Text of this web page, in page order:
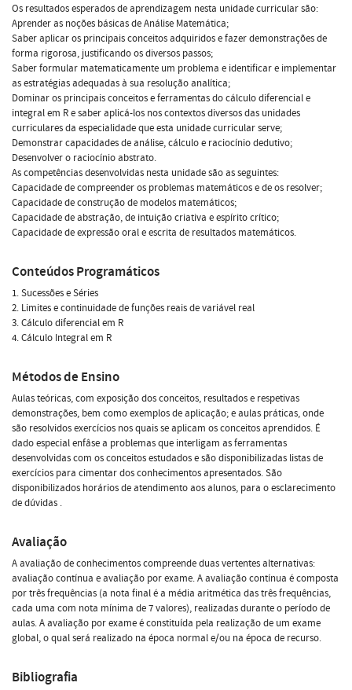
Os resultados esperados de aprendizagem nesta unidade curricular são:
Aprender as noções básicas de Análise Matemática;
Saber aplicar os principais conceitos adquiridos e fazer demonstrações de
forma rigorosa, justificando os diversos passos;
Saber formular matematicamente um problema e identificar e implementar
as estratégias adequadas à sua resolução analítica;
Dominar os principais conceitos e ferramentas do cálculo diferencial e
integral em R e saber aplicá-los nos contextos diversos das unidades
curriculares da especialidade que esta unidade curricular serve;
Demonstrar capacidades de análise, cálculo e raciocínio dedutivo;
Desenvolver o raciocínio abstrato.
As competências desenvolvidas nesta unidade são as seguintes:
Capacidade de compreender os problemas matemáticos e de os resolver;
Capacidade de construção de modelos matemáticos;
Capacidade de abstração, de intuição criativa e espírito crítico;
Capacidade de expressão oral e escrita de resultados matemáticos.
Conteúdos Programáticos
1. Sucessões e Séries
2. Limites e continuidade de funções reais de variável real
3. Cálculo diferencial em R
4. Cálculo Integral em R
Métodos de Ensino
Aulas teóricas, com exposição dos conceitos, resultados e respetivas
demonstrações, bem como exemplos de aplicação; e aulas práticas, onde
são resolvidos exercícios nos quais se aplicam os conceitos aprendidos. É
dado especial enfâse a problemas que interligam as ferramentas
desenvolvidas com os conceitos estudados e são disponibilizadas listas de
exercícios para cimentar dos conhecimentos apresentados. São
disponibilizados horários de atendimento aos alunos, para o esclarecimento
de dúvidas .
Avaliação
A avaliação de conhecimentos compreende duas vertentes alternativas:
avaliação contínua e avaliação por exame. A avaliação contínua é composta
por três frequências (a nota final é a média aritmética das três frequências,
cada uma com nota mínima de 7 valores), realizadas durante o período de
aulas. A avaliação por exame é constituída pela realização de um exame
global, o qual será realizado na época normal e/ou na época de recurso.
Bibliografia